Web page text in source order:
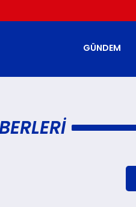
GÜNDEM